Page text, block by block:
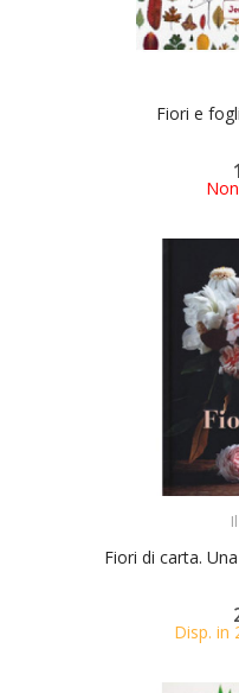
Fiori e
Fiori di carta.
Disp. in